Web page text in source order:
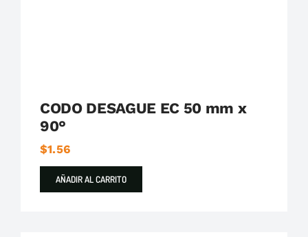
CODO DESAGUE EC 50 mm x
90°
$1.56
AÑADIR AL CARRITO